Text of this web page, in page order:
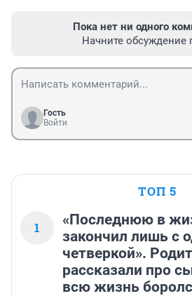
Пока нет ни одного
Начните обсуждение
Гость
Войти
ТОП 5
1
«Последнюю в
закончил лишь с
четверкой».
рассказали про
всю жизнь